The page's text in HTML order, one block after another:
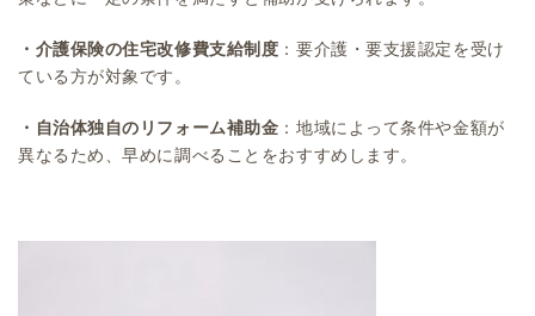
・介護保険の住宅改修費支給制度 ：要介護・要支援認定を受け
ている方が対象です。
・自治体独自のリフォーム補助金 ：地域によって条件や金額が
異なるため、早めに調べることをおすすめします。